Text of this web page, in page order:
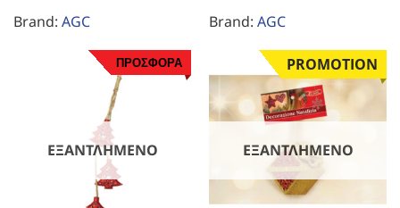
Brand: AGC Brand: AGC
ΠΡΟΣΦΟΡΑ
ΕΞΑΝΤΛΗΜΈΝΟ
PROMOTION
ΕΞΑΝΤΛΗΜΈΝΟ